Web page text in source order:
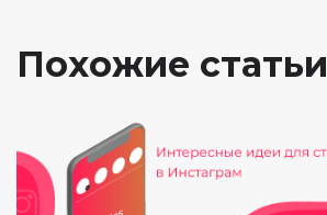
Похожие статьи